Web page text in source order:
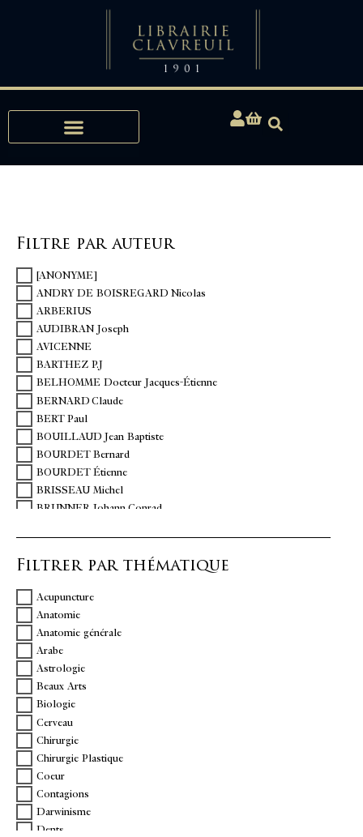
Filtre par auteur
[ANONYME]
ANDRY DE BOISREGARD Nicolas
ARBERIUS
AUDIBRAN Joseph
AVICENNE
BARTHEZ P.J
BELHOMME Docteur Jacques-Étienne
BERNARD Claude
BERT Paul
BOUILLAUD Jean Baptiste
BOURDET Bernard
BOURDET Étienne
BRISSEAU Michel
BRUNNER Johann Conrad
CHARCOT Jean-Martin
DESAULT Pierre Joseph
DESCARTES René
DESHAIS-GENDRON Louis Florent
DIGBY Sir Kenelme
DIONIS Pierre
DOPPET
DU VERNEY Guichard Joseph
DUCHENNE DE BOULOGNE Guillaume-Benjamin
DUTERTRE P
DUVERNEY Joseph Guichard
ESQUIROL Jean Étienne Dominique
FALRET Jean-Pierre
FAUCHARD Pierre
FREUD Sigmund
Filtrer par thématique
Acupuncture
Anatomie
Anatomie générale
Arabe
Astrologie
Beaux Arts
Biologie
Cerveau
Chirurgie
Chirurgie Plastique
Coeur
Contagions
Darwinisme
Dents